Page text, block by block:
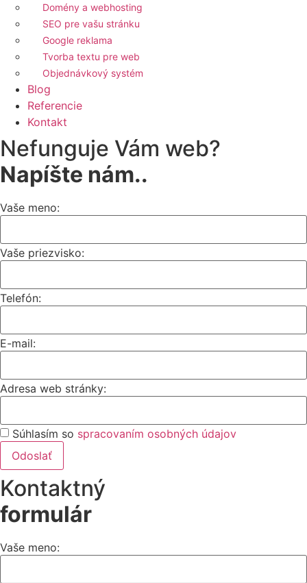
Domény a webhosting
SEO pre vašu stránku
Google reklama
Tvorba textu pre web
Objednávkový systém
Blog
Referencie
Kontakt
Nefunguje Vám web?
Napíšte nám..
Vaše meno:
Vaše priezvisko:
Telefón:
E-mail:
Adresa web stránky:
Súhlasím so spracovaním osobných údajov
Odoslať
Kontaktný
formulár
Vaše meno: